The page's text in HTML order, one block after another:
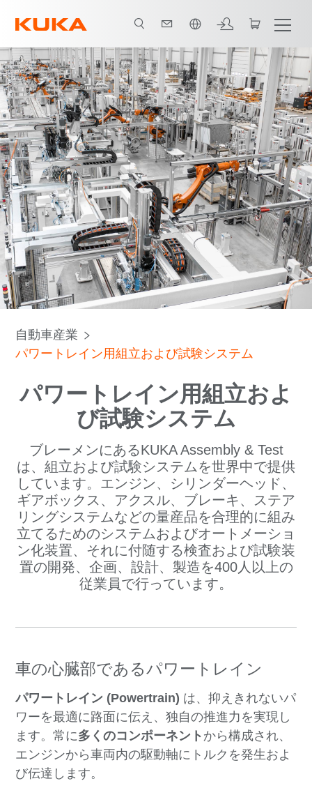
自動車産業
パワートレイン用組立および試験システム
パワートレイン用組立およ
び試験システム
ブレーメンにあるKUKA Assembly & Test
は、組立および試験システムを世界中で提供
しています。エンジン、シリンダーヘッド、
ギアボックス、アクスル、ブレーキ、ステア
リングシステムなどの量産品を合理的に組み
立てるためのシステムおよびオートメーショ
ン化装置、それに付随する検査および試験装
置の開発、企画、設計、製造を400人以上の
従業員で行っています。
車の心臓部であるパワートレイン
パワートレイン (Powertrain) は、抑えきれないパ
ワーを最適に路面に伝え、独自の推進力を実現し
ます。常に多くのコンポーネント から構成され、
エンジンから車両内の駆動軸にトルクを発生およ
び伝達します。